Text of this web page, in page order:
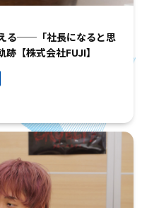
る──「社長になると思
【株式会社FUJI】